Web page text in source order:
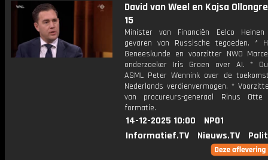
David van Weel en Kajsa
15
Minister van Financiën Eelco
gevaren van Russische tegoeden. *
Geneeskunde en voorzitter NWO
onderzoeker Iris Groen over AI. *
ASML Peter Wennink over de
Nederlands verdienvermogen. *
van procureurs-generaal Rinus
formatie.
14-12-2025 10:00
NPO1
Informatief.TV
Nieuws.TV